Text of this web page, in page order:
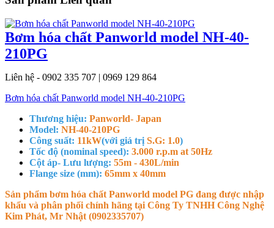
Bơm hóa chất Panworld model NH-40-
210PG
Liên hệ - 0902 335 707 | 0969 129 864
Bơm hóa chất Panworld model NH-40-210PG
Thương hiệu: Panworld- Japan
Model: NH-40-210PG
Công suất: 11kW(với giá trị S.G: 1.0)
Tốc độ (nominal speed): 3.000 r.p.m at 50Hz
Cột áp- Lưu lượng: 55m - 430L/min
Flange size (mm): 65mm x 40mm
Sản phẩm bơm hóa chất Panworld model PG đang được nhập
khẩu và phân phối chính hãng tại Công Ty TNHH Công Nghệ
Kim Phát, Mr Nhật (0902335707)